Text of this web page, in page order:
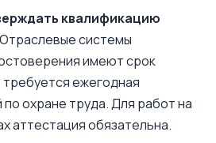
квалификацию
системы
имеют срок
ежегодная
по охране труда. Для работ на
аттестация обязательна.